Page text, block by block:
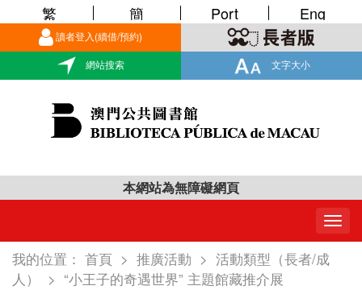
讀者登入(續借/預約)
網站搜索 文字大小
繁 簡 Port Eng
本網站為無障礙網頁
我的位置： 首頁 > 推廣活動 > 活動類型（長者/成
人）
> “小王子的奇遇世界” 主題館藏推介展